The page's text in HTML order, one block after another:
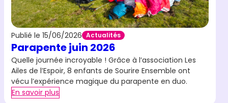
Publié le 15/06/2026 Actualités
Parapente juin 2026
Quelle journée incroyable ! Grâce à l’association Les
Ailes de l’Espoir, 8 enfants de Sourire Ensemble ont
vécu l’expérience magique du parapente en duo.
En savoir plus